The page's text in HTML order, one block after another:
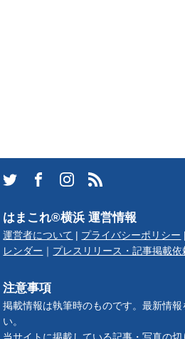
はまこれ®横浜 運営情報
運営者について | プライバシーポリシー |
レンダー ｜ プレスリリース・記事掲載依
注意事項
掲載情報は執筆時のものです。最新情
い。